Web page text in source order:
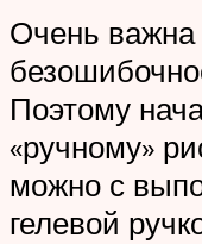
Очень важна
Поэтому
«ручному»
можно с
гелевой